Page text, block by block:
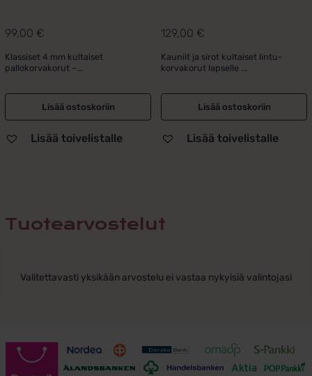
99,00 €
Klassiset 4 mm kultaiset
pallokorvakorut –...
Lisää ostoskoriin
Lisää toivelistalle
129,00 €
Kauniit ja sirot kultaiset lintu-
korvakorut lapselle ...
Lisää ostoskoriin
Lisää toivelistalle
Tuotearvostelut
Valitettavasti yksikään arvostelu ei vastaa nykyisiä valintojasi